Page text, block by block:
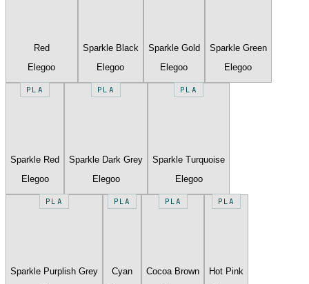
Red
Elegoo
Sparkle Black
Elegoo
Sparkle Gold
Elegoo
Sparkle Green
Elegoo
PLA
Sparkle Red
Elegoo
PLA
Sparkle Dark Grey
Elegoo
PLA
Sparkle Turquoise
Elegoo
PLA
Sparkle Purplish Grey
PLA
Cyan
PLA
Cocoa Brown
PLA
Hot Pink